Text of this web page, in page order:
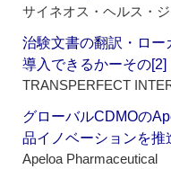
サイネオス・ヘルス・
治験文書の翻訳・ロ
導入できるかーその[2]
TRANSPERFECT
グローバルCDMOの
品イノベーションを推
Apeloa Pharmaceutical